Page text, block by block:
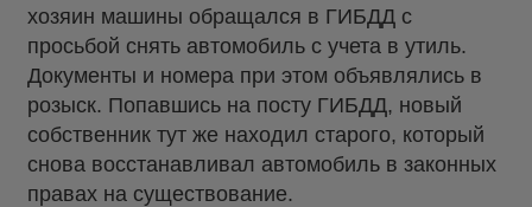
хозяин машины обращался в ГИБДД с
просьбой снять автомобиль с учета в утиль.
Документы и номера при этом объявлялись в
розыск. Попавшись на посту ГИБДД, новый
собственник тут же находил старого, который
снова восстанавливал автомобиль в законных
правах на существование.